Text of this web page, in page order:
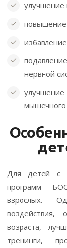
улучшение
повышение
нервной
мышечного
Для детей с
программ
взрослых.
возраста,
тренинги,